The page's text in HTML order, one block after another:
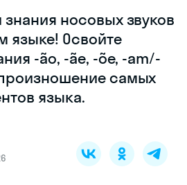
носовых звуков
языке! Освойте
-ão, -ãe, -õe, -am/-
самых
языка.